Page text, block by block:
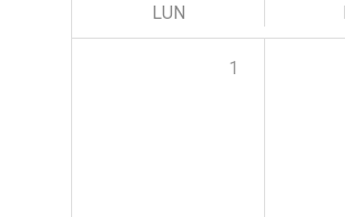
LUN
1